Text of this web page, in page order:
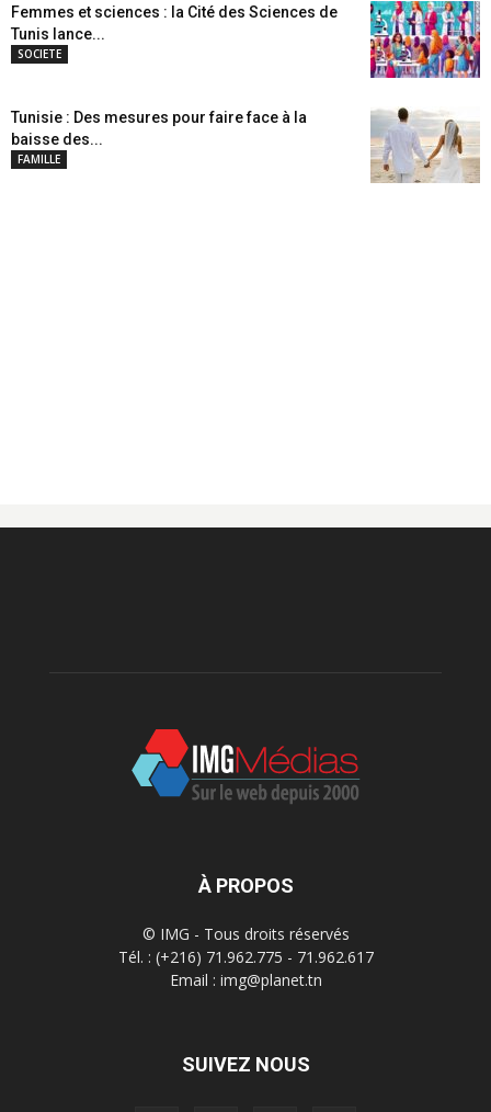
Femmes et sciences : la Cité des Sciences de
Tunis lance...
SOCIETE
Tunisie : Des mesures pour faire face à la
baisse des...
FAMILLE
À PROPOS
© IMG - Tous droits réservés
Tél. : (+216) 71.962.775 - 71.962.617
Email : img@planet.tn
SUIVEZ NOUS